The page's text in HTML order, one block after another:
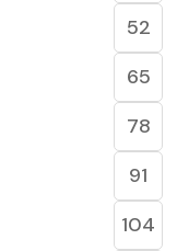
52
65
78
91
104